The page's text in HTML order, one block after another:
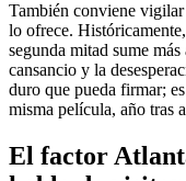
También conviene vigilar
lo ofrece.
segunda mitad sume
cansancio y la
duro que pueda firmar;
misma película, año tras
El factor